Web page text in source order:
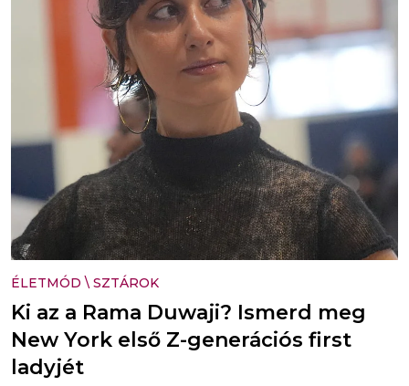
ÉLETMÓD \ SZTÁROK
Ki az a Rama Duwaji? Ismerd meg
New York első Z-generációs first
ladyjét